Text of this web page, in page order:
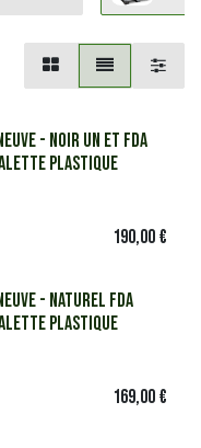
- Noir UN et FDA
plastique
190,00€
- Naturel FDA
plastique
169,00€